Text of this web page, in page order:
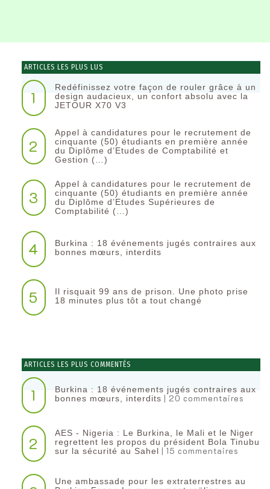
ARTICLES LES PLUS LUS
1
Redéfinissez votre façon de rouler grâce à un
design audacieux, un confort absolu avec la
JETOUR X70 V3
2
Appel à candidatures pour le recrutement de
cinquante (50) étudiants en première année
du Diplôme d’Etudes de Comptabilité et
Gestion (…)
3
Appel à candidatures pour le recrutement de
cinquante (50) étudiants en première année
du Diplôme d’Etudes Supérieures de
Comptabilité (…)
4
Burkina : 18 événements jugés contraires aux
bonnes mœurs, interdits
5
Il risquait 99 ans de prison. Une photo prise
18 minutes plus tôt a tout changé
ARTICLES LES PLUS COMMENTÉS
1
Burkina : 18 événements jugés contraires aux
bonnes mœurs, interdits | 20 commentaires
2
AES - Nigeria : Le Burkina, le Mali et le Niger
regrettent les propos du président Bola Tinubu
sur la sécurité au Sahel | 15 commentaires
Une ambassade pour les extraterrestres au